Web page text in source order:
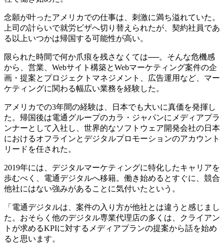
念願が叶ったアメリカでの仕事は、刺激に満ち溢れていた。
上司の計らいで就労ビザへ切り替えられたが、契約社員であ
る以上いつかは帰国する可能性が高い。
限られた時間で何か爪痕を残さなくては──。そんな危機感
から、営業、Webサイト構築とWebマーケティング案件の企
画・提案とプロジェクトマネジメント、広告運用など、マー
ケティングに関わる幅広い業務を経験した。
アメリカでの3年間の経験は、日本でも大いに真価を発揮し
た。帰国後は電通グループのカラ・ジャパンにメディアプラ
ンナーとして入社し、世界的なソフトウェア開発会社の日本
におけるオフラインとデジタルプロモーションのアカウント
リードを任された。
2019年には、デジタルマーケティングに特化したキャリアを
歩むべく、電通デジタルへ移籍。働き始めるとすぐに、競合
他社にはない強みがあることに気付いたという。
「電通デジタルは、案件の入り方が他社とは違うと感じまし
た。おそらく他のデジタル専業代理店の多くは、クライアン
トが求めるKPIに対するメディアプランの提案から話を始め
ると思います。